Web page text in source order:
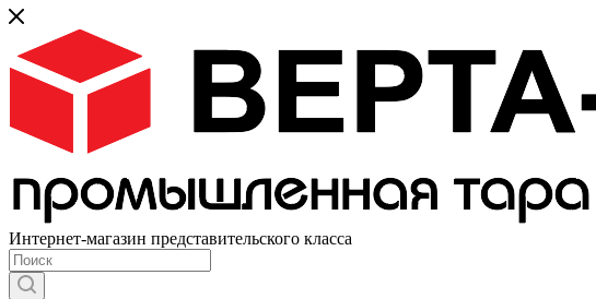
Интернет-магазин представительского класса